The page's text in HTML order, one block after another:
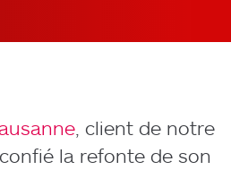
, client de notre
la refonte de son